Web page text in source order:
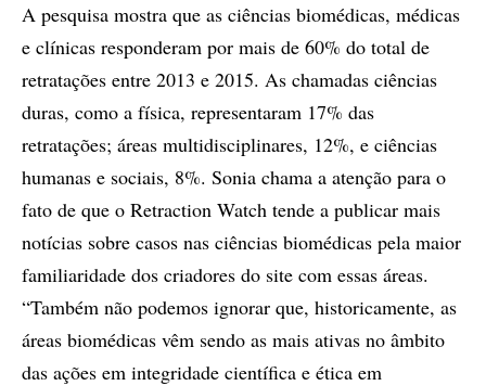
A pesquisa mostra que as ciências biomédicas, médicas
e clínicas responderam por mais de 60% do total de
retratações entre 2013 e 2015. As chamadas ciências
duras, como a física, representaram 17% das
retratações; áreas multidisciplinares, 12%, e ciências
humanas e sociais, 8%. Sonia chama a atenção para o
fato de que o Retraction Watch tende a publicar mais
notícias sobre casos nas ciências biomédicas pela maior
familiaridade dos criadores do site com essas áreas.
“Também não podemos ignorar que, historicamente, as
áreas biomédicas vêm sendo as mais ativas no âmbito
das ações em integridade científica e ética em